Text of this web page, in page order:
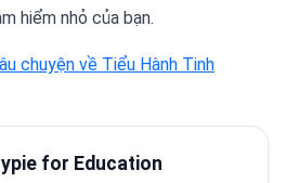
hiểm nhỏ của bạn.
chuyện về Tiểu Hành Tinh
for Education